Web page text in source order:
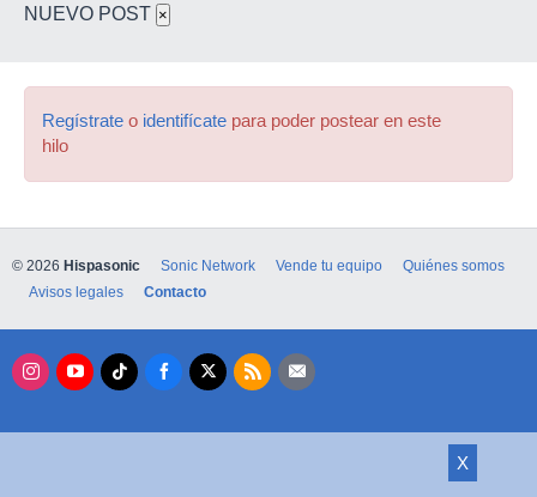
NUEVO POST ×
Regístrate o identifícate para poder postear en este
hilo
X
© 2026 Hispasonic Sonic Network Vende tu equipo
Quiénes somos
Avisos legales
Contacto